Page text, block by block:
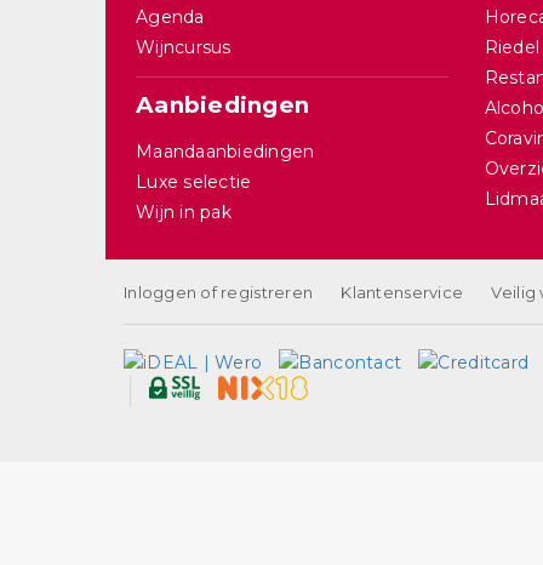
Agenda
Wijncursus
Aanbiedingen
Maandaanbiedingen
Luxe selectie
Wijn in pak
Inloggen of registreren Klantenservice Veilig